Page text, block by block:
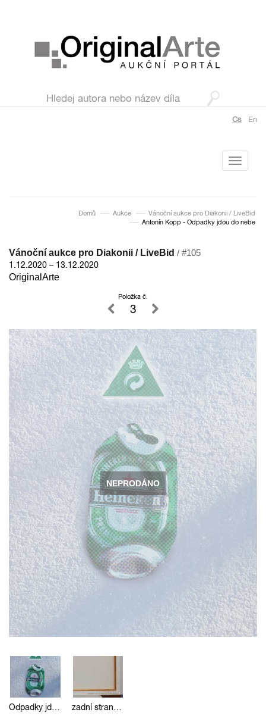
Cs En
Toggle
Domů Aukce
Vánoční aukce pro Diakonii / LiveBid
Antonín Kopp - Odpadky jdou do nebe
Vánoční aukce pro Diakonii / LiveBid / #105
1.12.2020 – 13.12.2020
OriginalArte
Položka č.
3
NEPRODÁNO
Odpadky jdou do nebe zadní strana obrazu